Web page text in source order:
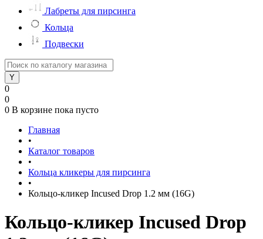
Лабреты для пирсинга
Кольца
Подвески
0
0
0 В корзине пока пусто
Главная
•
Каталог товаров
•
Кольца кликеры для пирсинга
•
Кольцо-кликер Incused Drop 1.2 мм (16G)
Кольцо-кликер Incused Drop